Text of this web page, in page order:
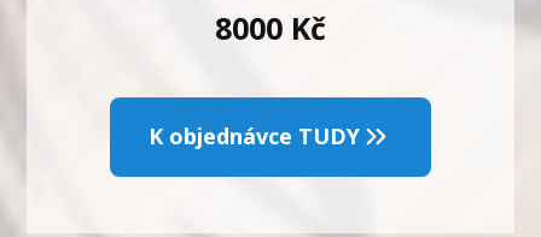
8000 Kč
K objednávce TUDY